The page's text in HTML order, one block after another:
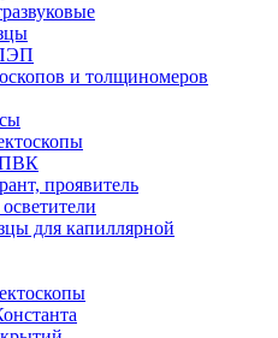
и толщиномеров
ПВК
проявитель
для капиллярной